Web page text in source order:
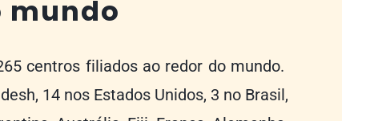
mundo
centros filiados ao redor do mundo.
14 nos Estados Unidos, 3 no Brasil,